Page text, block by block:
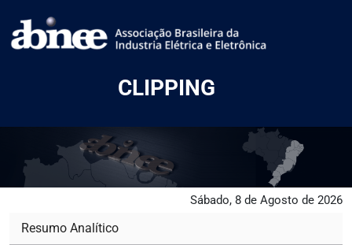
CLIPPING
Sábado, 8 de Agosto de 2026
Resumo Analítico